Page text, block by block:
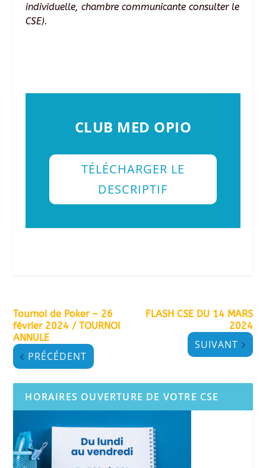
individuelle, chambre communicante consulter le
CSE).
CLUB MED OPIO
TÉLÉCHARGER LE
DESCRIPTIF
Tournoi de Poker – 26
février 2024 / TOURNOI
ANNULE
PRÉCÉDENT
FLASH CSE DU 14 MARS
2024
SUIVANT
HORAIRES OUVERTURE DE VOTRE CSE